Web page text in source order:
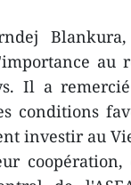
au
Il a
conditions
investir au
coopération,